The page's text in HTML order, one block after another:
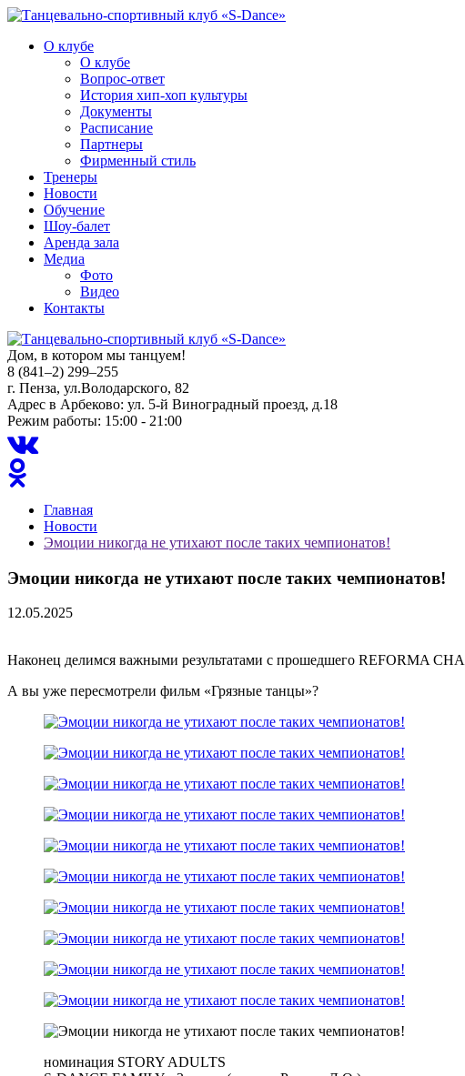
О клубе
О клубе
Вопрос-ответ
История хип-хоп культуры
Документы
Расписание
Партнеры
Фирменный стиль
Тренеры
Новости
Обучение
Шоу-балет
Аренда зала
Медиа
Фото
Видео
Контакты
Дом, в котором мы танцуем!
8 (841–2) 299–255
г. Пенза, ул.Володарского, 82
Адрес в Арбеково: ул. 5-й Виноградный проезд, д.18
Режим работы: 15:00 - 21:00
Главная
Новости
Эмоции никогда не утихают после таких чемпионатов!
Эмоции никогда не утихают после таких чемпионатов!
12.05.2025
Наконец делимся важными результатами с прошедшего REFORMA
А вы уже пересмотрели фильм «Грязные танцы»?
номинация STORY ADULTS